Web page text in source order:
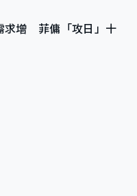
求增 菲傭「攻日」十